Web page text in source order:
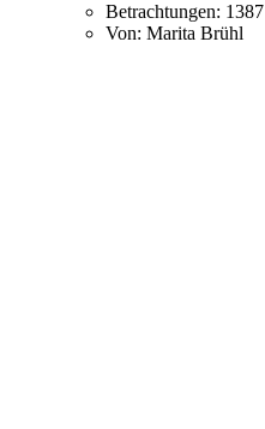
Betrachtungen: 1387
Von: Marita Brühl